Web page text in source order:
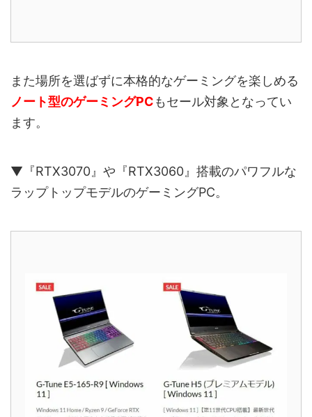
また場所を選ばずに本格的なゲーミングを楽しめる
ノート型のゲーミングPCもセール対象となってい
ます。
▼『RTX3070』や『RTX3060』搭載のパワフルな
ラップトップモデルのゲーミングPC。